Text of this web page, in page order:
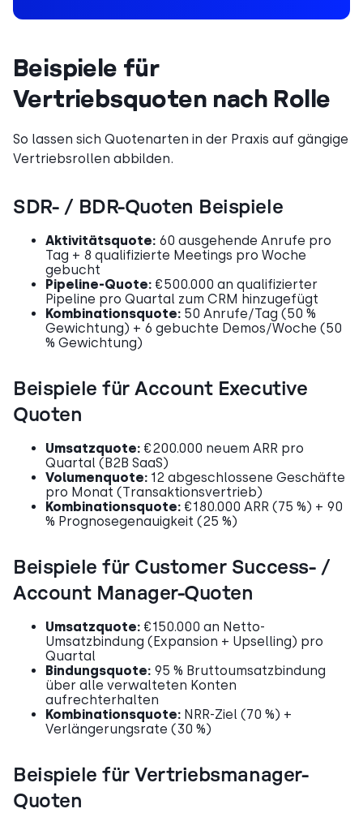
Beispiele für
Vertriebsquoten nach Rolle
So lassen sich Quotenarten in der Praxis auf gängige
Vertriebsrollen abbilden.
SDR- / BDR-Quoten Beispiele
Aktivitätsquote: 60 ausgehende Anrufe pro
Tag + 8 qualifizierte Meetings pro Woche
gebucht
Pipeline-Quote: €500.000 an qualifizierter
Pipeline pro Quartal zum CRM hinzugefügt
Kombinationsquote: 50 Anrufe/Tag (50 %
Gewichtung) + 6 gebuchte Demos/Woche (50
% Gewichtung)
Beispiele für Account Executive
Quoten
Umsatzquote: €200.000 neuem ARR pro
Quartal (B2B SaaS)
Volumenquote: 12 abgeschlossene Geschäfte
pro Monat (Transaktionsvertrieb)
Kombinationsquote: €180.000 ARR (75 %) + 90
% Prognosegenauigkeit (25 %)
Beispiele für Customer Success- /
Account Manager-Quoten
Umsatzquote: €150.000 an Netto-
Umsatzbindung (Expansion + Upselling) pro
Quartal
Bindungsquote: 95 % Bruttoumsatzbindung
über alle verwalteten Konten
aufrechterhalten
Kombinationsquote: NRR-Ziel (70 %) +
Verlängerungsrate (30 %)
Beispiele für Vertriebsmanager-
Quoten